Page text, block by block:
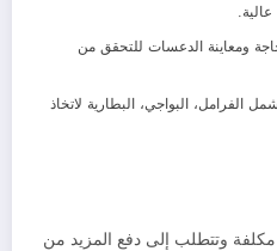
ومعاينة الدعسات للتحقق من
الفرامل، البواجي، البطارية لاتخاذ
مكلفة وتتطلب إلى دفع المزيد من